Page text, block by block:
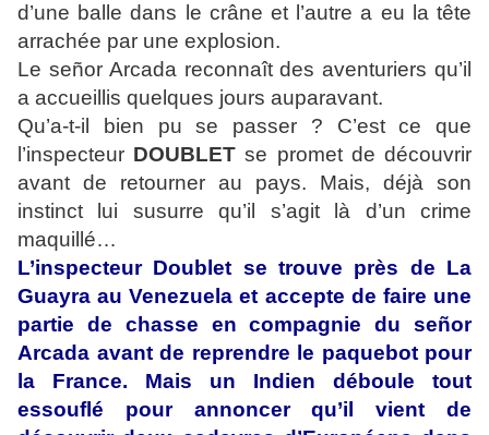
d’une balle dans le crâne et l’autre a eu la tête
arrachée par une explosion.
Le señor Arcada reconnaît des aventuriers qu’il
a accueillis quelques jours auparavant.
Qu’a-t-il bien pu se passer ? C’est ce que
l’inspecteur DOUBLET se promet de découvrir
avant de retourner au pays. Mais, déjà son
instinct lui susurre qu’il s’agit là d’un crime
maquillé…
L’inspecteur Doublet se trouve près de La
Guayra au Venezuela et accepte de faire une
partie de chasse en compagnie du señor
Arcada avant de reprendre le paquebot pour
la France. Mais un Indien déboule tout
essouflé pour annoncer qu’il vient de